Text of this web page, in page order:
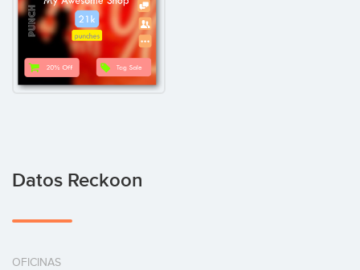
Datos Reckoon
OFICINAS